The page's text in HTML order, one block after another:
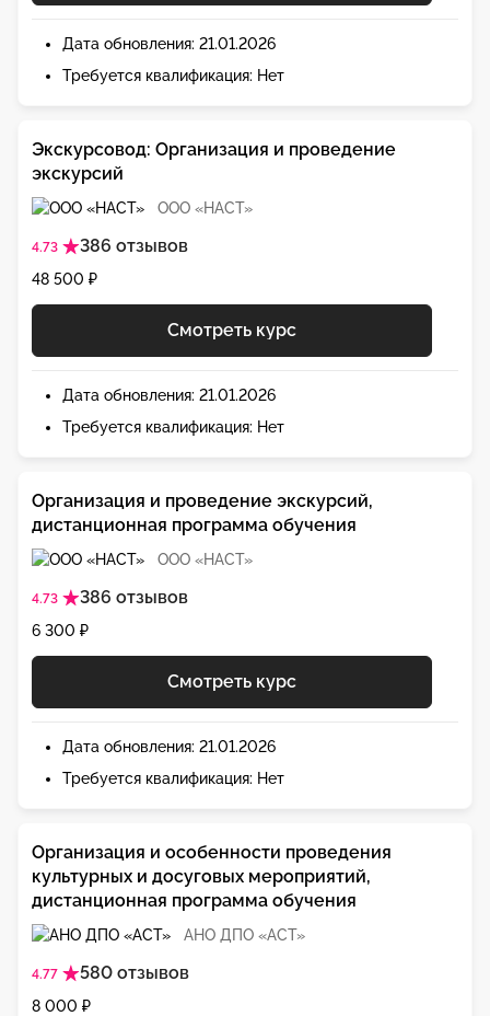
Дата обновления: 21.01.2026
Требуется квалификация: Нет
ООО «НАСТ»
4.73 386 отзывов
Экскурсовод: Организация и проведение
экскурсий
48 500 ₽
Смотреть курс
Дата обновления: 21.01.2026
Требуется квалификация: Нет
ООО «НАСТ»
4.73 386 отзывов
Организация и проведение экскурсий,
дистанционная программа обучения
6 300 ₽
Смотреть курс
Дата обновления: 21.01.2026
Требуется квалификация: Нет
АНО ДПО «АСТ»
4.77 580 отзывов
Организация и особенности проведения
культурных и досуговых мероприятий,
дистанционная программа обучения
8 000 ₽